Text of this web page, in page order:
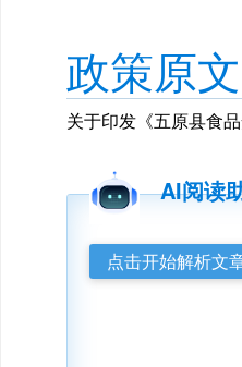
政策原文
关于印发《五原县食
AI阅读
点击开始解析文